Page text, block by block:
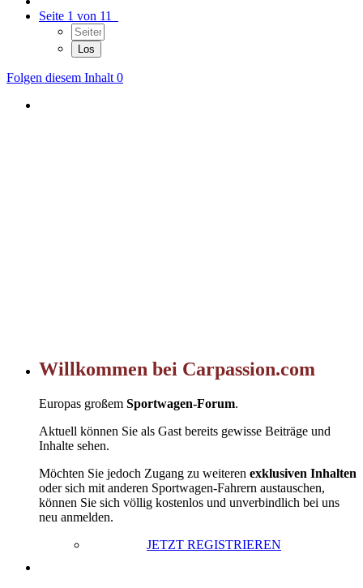
Seite 1 von 11
Folgen diesem Inhalt 0
Willkommen bei Carpassion.com
Europas großem Sportwagen-Forum.
Aktuell können Sie als Gast bereits gewisse Beiträge und
Inhalte sehen.
Möchten Sie jedoch Zugang zu weiteren exklusiven Inhalten
oder sich mit anderen Sportwagen-Fahrern austauschen,
können Sie sich völlig kostenlos und unverbindlich bei uns
neu anmelden.
JETZT REGISTRIEREN